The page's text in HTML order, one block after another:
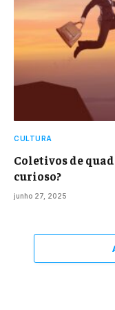
CULTURA
Coletivos de
curioso?
junho 27, 2025